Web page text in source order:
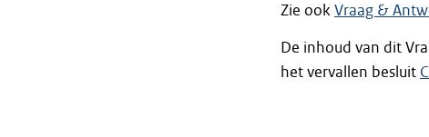
Zie ookVraag &
De inhoud van dit
het vervallen besluit